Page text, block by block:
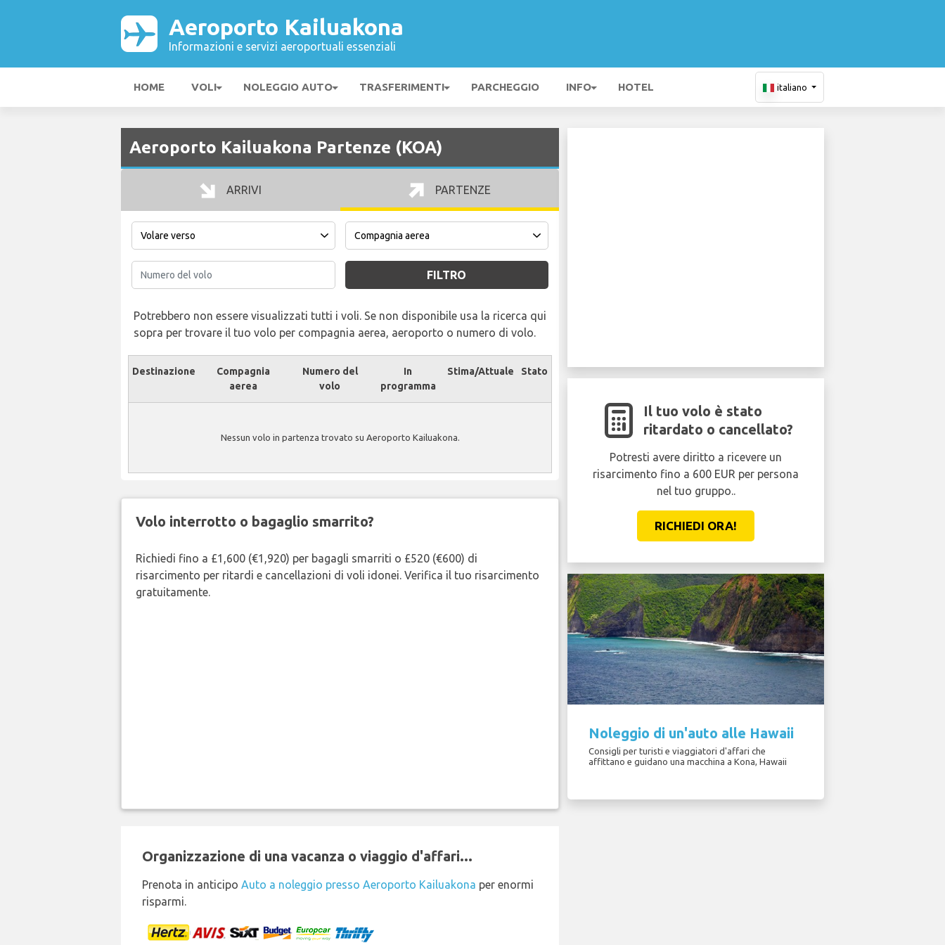
Aeroporto Kailuakona
Informazioni e servizi aeroportuali essenziali
HOME VOLI NOLEGGIO AUTO TRASFERIMENTI PARCHEGGIO INFO HOTEL italiano
Aeroporto Kailuakona Partenze (KOA)
ARRIVI PARTENZE
FILTRO
Potrebbero non essere visualizzati tutti i voli. Se non disponibile usa la ricerca qui
sopra per trovare il tuo volo per compagnia aerea, aeroporto o numero di volo.
Destinazione
Compagnia
aerea
Numero del
volo
In
programma
Stima/Attuale Stato
Nessun volo in partenza trovato su Aeroporto Kailuakona.
Volo interrotto o bagaglio smarrito?
Richiedi fino a £1,600 (€1,920) per bagagli smarriti o £520 (€600) di
risarcimento per ritardi e cancellazioni di voli idonei. Verifica il tuo risarcimento
gratuitamente.
Organizzazione di una vacanza o viaggio d'affari...
Prenota in anticipo Auto a noleggio presso Aeroporto Kailuakona per enormi
risparmi.
Il tuo volo è stato
ritardato o cancellato?
Potresti avere diritto a ricevere un
risarcimento fino a 600 EUR per persona
nel tuo gruppo..
RICHIEDI ORA!
Noleggio di un'auto alle Hawaii
Consigli per turisti e viaggiatori d'affari che
affittano e guidano una macchina a Kona, Hawaii